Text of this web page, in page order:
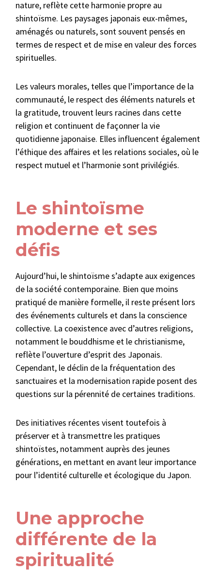
nature, reflète cette harmonie propre au
shintoïsme. Les paysages japonais eux-mêmes,
aménagés ou naturels, sont souvent pensés en
termes de respect et de mise en valeur des forces
spirituelles.
Les valeurs morales, telles que l’importance de la
communauté, le respect des éléments naturels et
la gratitude, trouvent leurs racines dans cette
religion et continuent de façonner la vie
quotidienne japonaise. Elles influencent également
l’éthique des affaires et les relations sociales, où le
respect mutuel et l’harmonie sont privilégiés.
Le shintoïsme
moderne et ses
défis
Aujourd’hui, le shintoïsme s’adapte aux exigences
de la société contemporaine. Bien que moins
pratiqué de manière formelle, il reste présent lors
des événements culturels et dans la conscience
collective. La coexistence avec d’autres religions,
notamment le bouddhisme et le christianisme,
reflète l’ouverture d’esprit des Japonais.
Cependant, le déclin de la fréquentation des
sanctuaires et la modernisation rapide posent des
questions sur la pérennité de certaines traditions.
Des initiatives récentes visent toutefois à
préserver et à transmettre les pratiques
shintoïstes, notamment auprès des jeunes
générations, en mettant en avant leur importance
pour l’identité culturelle et écologique du Japon.
Une approche
différente de la
spiritualité